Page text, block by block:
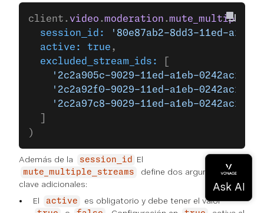
client. video .moderation .
  session_id:
'80e87ab2-8dd3-11ed-a1eb-
  active:
true ,
  excluded_stream_ids:
'2c2a905c-9029-11ed-a1eb-
'2c2a92f0-9029-11ed-a1eb-
'2c2a97c8-9029-11ed-a1eb-
)
Además de la session_id El
mute_multiple_streams
define dos argumentos
clave adicionales:
El
active es obligatorio y debe tener el valor